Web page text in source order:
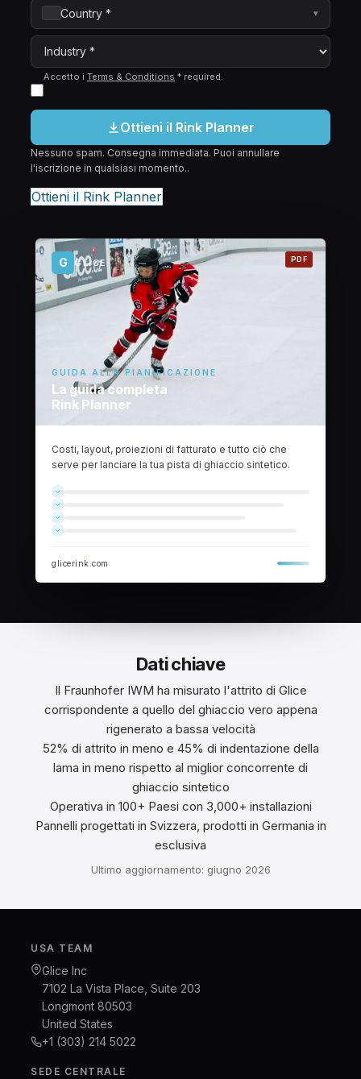
Country * ▾
Accetto i Terms & Conditions * required.
Ottieni il Rink Planner
Nessuno spam. Consegna immediata. Puoi annullare
l'iscrizione in qualsiasi momento..
Ottieni il Rink Planner
G GLICE
GUIDA ALLA PIANIFICAZIONE
La guida completa
Rink Planner
PDF
Costi, layout, proiezioni di fatturato e tutto ciò che
serve per lanciare la tua pista di ghiaccio sintetico.
glicerink.com
Dati chiave
Il Fraunhofer IWM ha misurato l'attrito di Glice
corrispondente a quello del ghiaccio vero appena
rigenerato a bassa velocità
52% di attrito in meno e 45% di indentazione della
lama in meno rispetto al miglior concorrente di
ghiaccio sintetico
Operativa in 100+ Paesi con 3,000+ installazioni
Pannelli progettati in Svizzera, prodotti in Germania in
esclusiva
Ultimo aggiornamento: giugno 2026
USA TEAM
Glice Inc
7102 La Vista Place, Suite 203
Longmont 80503
United States
+1 (303) 214 5022
SEDE CENTRALE